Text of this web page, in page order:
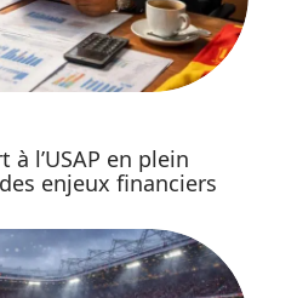
l’USAP en plein
enjeux financiers